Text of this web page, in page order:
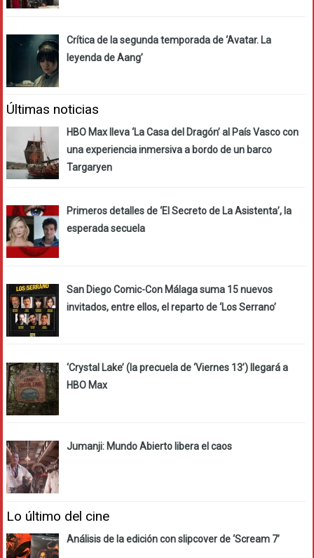
Crítica de la segunda temporada de ‘Avatar. La
leyenda de Aang’
Últimas noticias
HBO Max lleva ‘La Casa del Dragón’ al País Vasco con
una experiencia inmersiva a bordo de un barco
Targaryen
Primeros detalles de ‘El Secreto de La Asistenta’, la
esperada secuela
San Diego Comic-Con Málaga suma 15 nuevos
invitados, entre ellos, el reparto de ‘Los Serrano’
‘Crystal Lake’ (la precuela de ‘Viernes 13’) llegará a
HBO Max
Jumanji: Mundo Abierto libera el caos
Lo último del cine
Análisis de la edición con slipcover de ‘Scream 7’